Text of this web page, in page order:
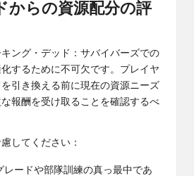
からの資源配分の評
ング・デッド：サバイバーズでの
するために不可欠です。プレイヤ
引き換える前に現在の資源ニーズ
報酬を受け取ることを確認するべ
してください：
レードや部隊訓練の真っ最中であ